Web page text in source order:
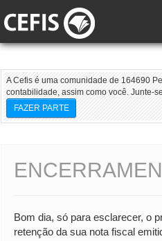
A Cefis é uma comunidade de 164690
contabilidade, assim como você. Junte-
FAZER PARTE
Bom dia, só para esclarecer, o
retenção da sua nota fiscal